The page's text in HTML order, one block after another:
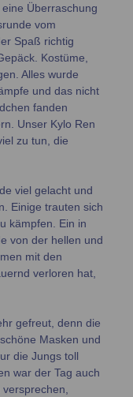
Überraschung
vom
Spaß richtig
Kostüme,
Alles wurde
und das nicht
fanden
Unser Kylo Ren
zu tun, die
viel gelacht und
Einige trauten sich
kämpfen. Ein in
von der hellen und
mit den
verloren hat,
gefreut, denn die
Masken und
die Jungs toll
war der Tag auch